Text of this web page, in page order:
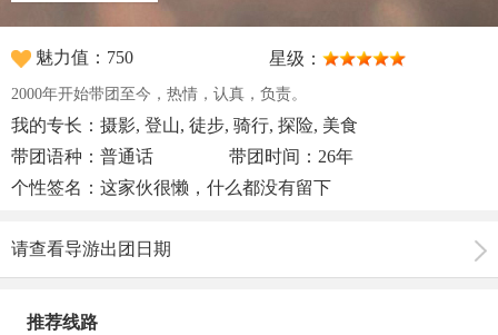
魅力值：750 星级：
2000年开始带团至今，热情，认真，负责。
我的专长：摄影, 登山, 徒步, 骑行, 探险, 美食
带团语种：普通话
带团时间：26年
个性签名：这家伙很懒，什么都没有留下
请查看导游出团日期
推荐线路